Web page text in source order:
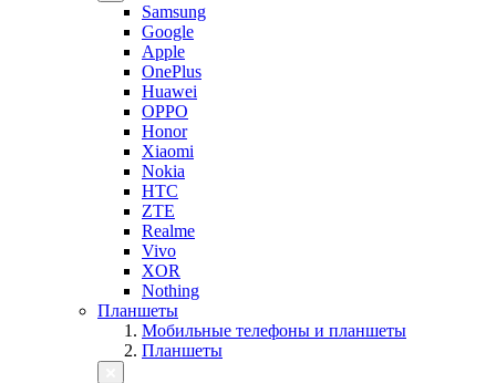
Samsung
Google
Apple
OnePlus
Huawei
OPPO
Honor
Xiaomi
Nokia
HTC
ZTE
Realme
Vivo
XOR
Nothing
Планшеты
Мобильные телефоны и планшеты
Планшеты